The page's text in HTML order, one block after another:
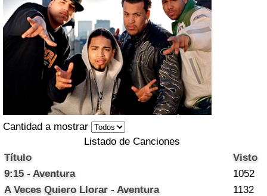
Cantidad a mostrar
Listado de Canciones
Título
Visto
9:15 - Aventura
1052
A Veces Quiero Llorar - Aventura
1132